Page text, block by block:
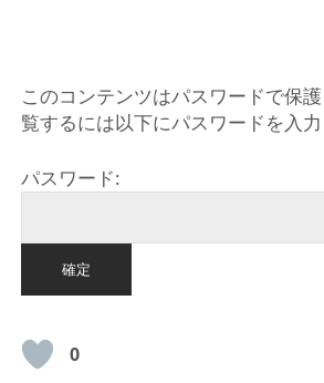
このコンテンツはパスワードで保
覧するには以下にパスワードを入力
パスワード:
0